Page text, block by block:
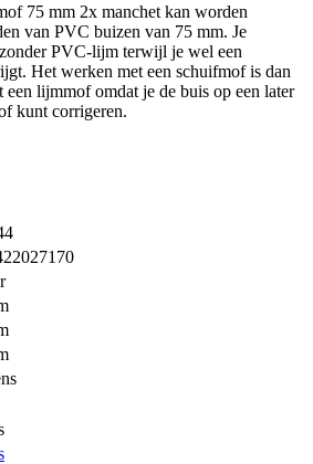
75 mm 2x manchet kan worden
van PVC buizen van 75 mm. Je
PVC-lijm terwijl je wel een
Het werken met een schuifmof is dan
een lijmmof omdat je de buis op een later
kunt corrigeren.